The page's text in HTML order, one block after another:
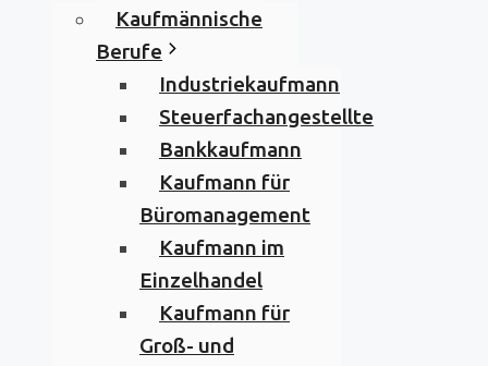
Kaufmännische
Berufe
Industriekaufmann
Steuerfachangestellte
Bankkaufmann
Kaufmann für
Büromanagement
Kaufmann im
Einzelhandel
Kaufmann für
Groß- und